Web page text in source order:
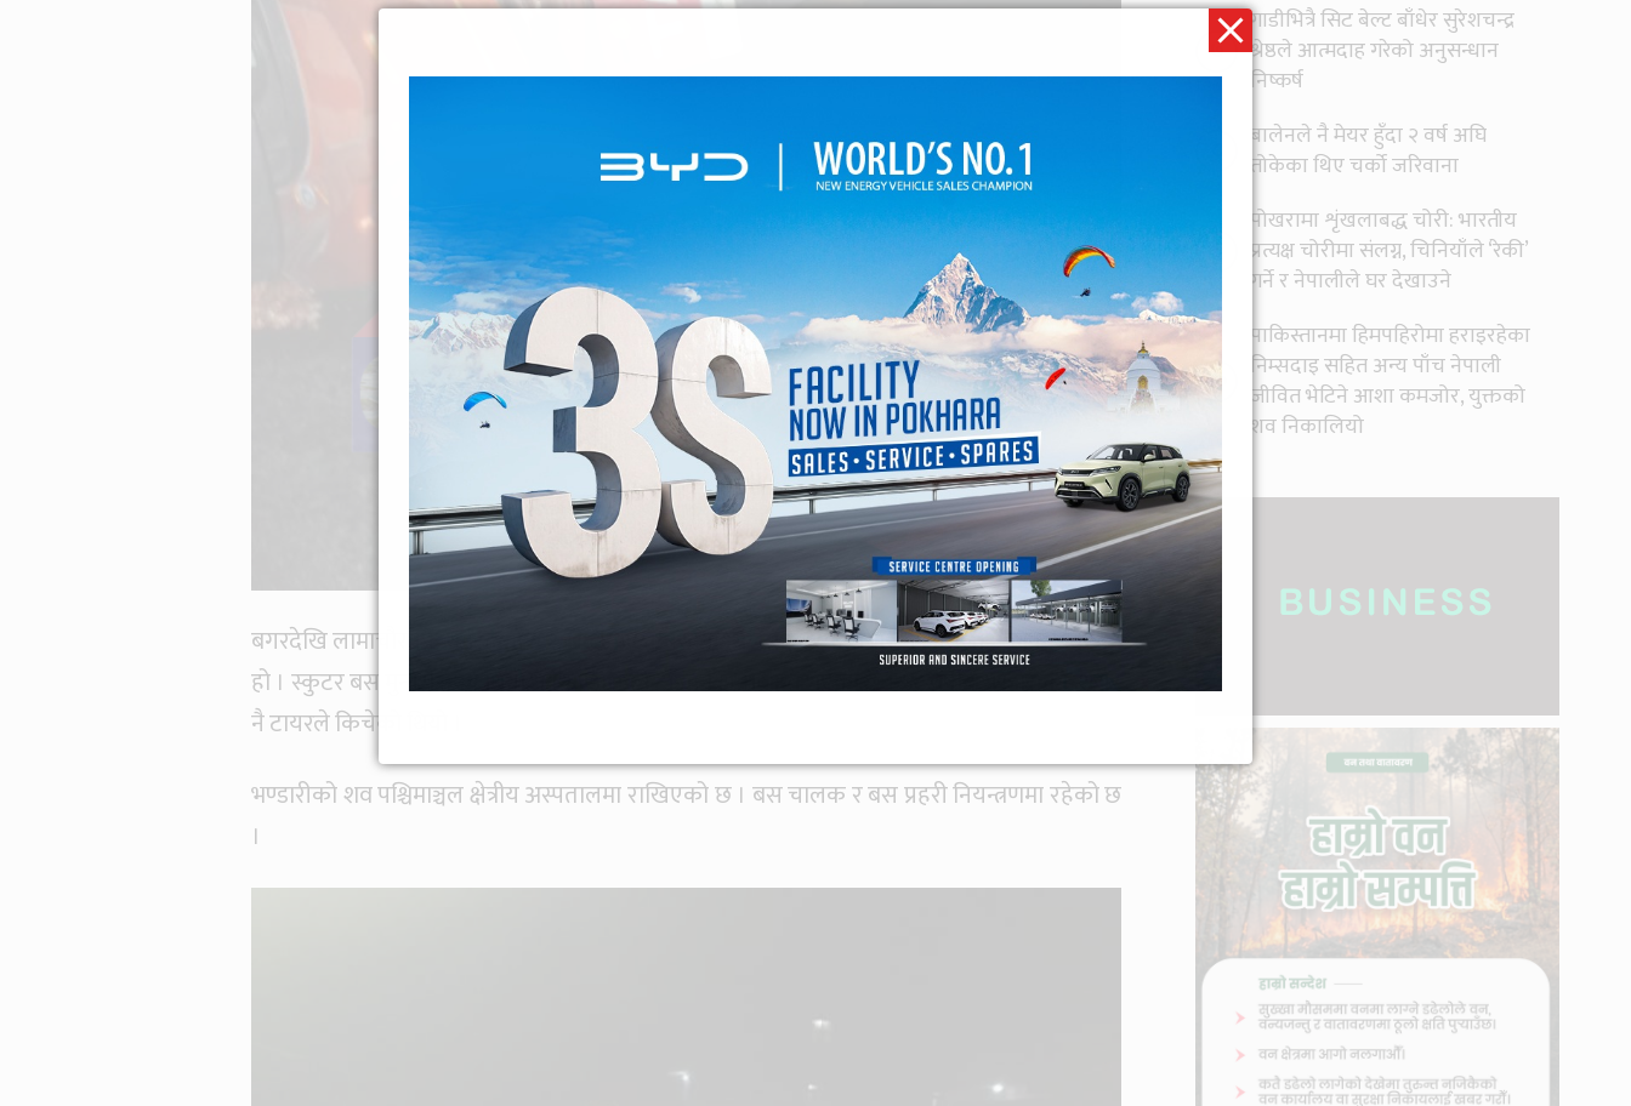
बगरदेखि लामाचौरतर्फ गईरहेको ग १ ख ६४५४ नम्बरको बसले स्कुटरमा सवार भण्डारीलाई ठक्कर दिएको
हो । स्कुटर बस मुनी पसेको थियो भने भण्डारीको टाउको क्षतविक्षत भएको छ । ४८ वर्षीय भण्डारीको शरीर
नै टायरले किचेको थियो ।
भण्डारीको शव पश्चिमाञ्चल क्षेत्रीय अस्पतालमा राखिएको छ । बस चालक र बस प्रहरी नियन्त्रणमा रहेको छ
।
७
गाडीभित्रै सिट बेल्ट बाँधेर सुरेशचन्द्र
श्रेष्ठले आत्मदाह गरेको अनुसन्धान
निष्कर्ष
बालेनले नै मेयर हुँदा २ वर्ष अघि
तोकेका थिए चर्को जरिवाना
९
पोखरामा शृंखलाबद्ध चोरी: भारतीय
प्रत्यक्ष चोरीमा संलग्न, चिनियाँले ‘रेकी’
गर्ने र नेपालीले घर देखाउने
१०
पाकिस्तानमा हिमपहिरोमा हराइरहेका
निम्सदाइ सहित अन्य पाँच नेपाली
जीवित भेटिने आशा कमजोर, युक्तको
शव निकालियो